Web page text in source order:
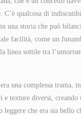
C’è qualcosa di
una storia che può
facilità, come un
linea sottile tra
una complessa trama,
texture diversi, creando
leggere che era sia bello